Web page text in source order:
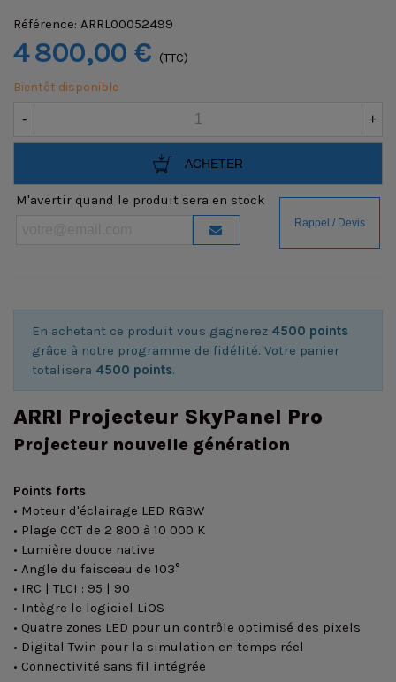
Référence: ARRL00052499
4 800,00 € (TTC)
Bientôt disponible
- +
ACHETER
M'avertir quand le produit sera en stock
En achetant ce produit vous gagnerez 4500 points
grâce à notre programme de fidélité. Votre panier
totalisera 4500 points.
ARRI Projecteur SkyPanel Pro
Projecteur nouvelle génération
Points forts
• Moteur d'éclairage LED RGBW
• Plage CCT de 2 800 à 10 000 K
• Lumière douce native
• Angle du faisceau de 103°
• IRC | TLCI : 95 | 90
• Intègre le logiciel LiOS
• Quatre zones LED pour un contrôle optimisé des pixels
• Digital Twin pour la simulation en temps réel
• Connectivité sans fil intégrée